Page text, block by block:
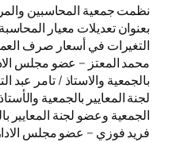
نظمت جمعية المحاسبين
التغيرات في أسعار صرف
محمد المعتز – عضو مجلس
بالجمعية والاستاذ / تامر
لجنة المعايير بالجمعية
الجمعية وعضو لجنة المعايير
فريد فوزي – عضو مجلس